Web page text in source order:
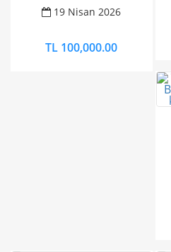
19 Nisan 2026
TL 100,000.00